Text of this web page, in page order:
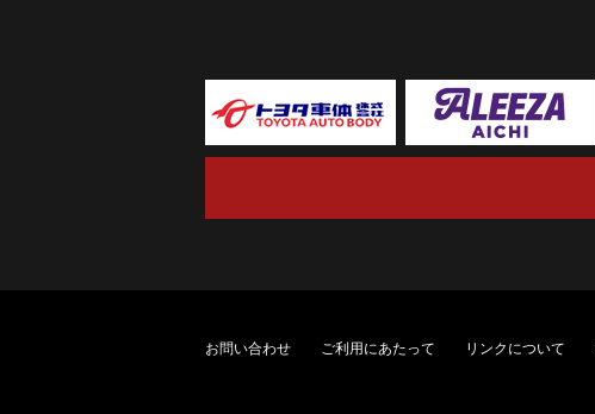
お問い合わせ ご利用にあたって リンクについて